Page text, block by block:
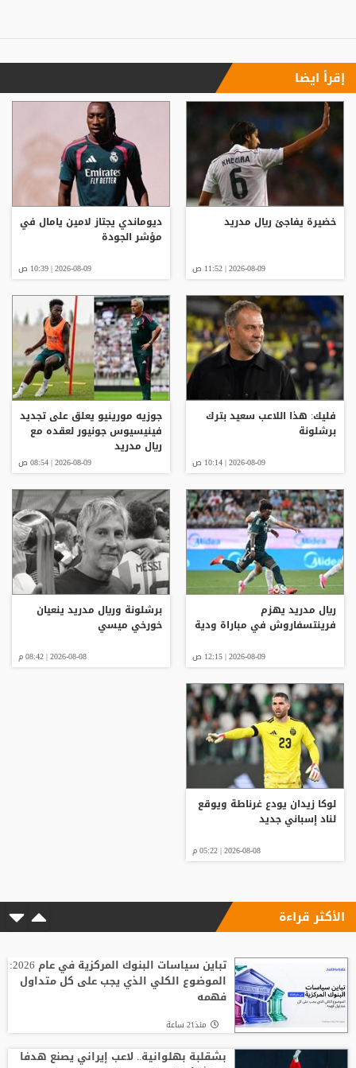
إقرأ ايضا
خضيرة يفاجئ ريال مدريد
2026-08-09 | 11:52 ص
ديوماندي يجتاز لامين يامال في
مؤشر الجودة
2026-08-09 | 10:39 ص
فليك: هذا اللاعب سعيد بترك
برشلونة
2026-08-09 | 10:14 ص
جوزيه مورينيو يعلق على تجديد
فينيسيوس جونيور لعقده مع
ريال مدريد
2026-08-09 | 08:54 ص
ريال مدريد يهزم
فرينتسفاروش في مباراة ودية
2026-08-09 | 12:15 ص
برشلونة وريال مدريد ينعيان
خورخي ميسي
2026-08-08 | 08:42 م
لوكا زيدان يودع غرناطة ويوقع
لناد إسباني جديد
2026-08-08 | 05:22 م
الأكثر قراءة
تباين سياسات البنوك المركزية في عام 2026:
الموضوع الكلي الذي يجب على كل متداول
فهمه
منذ21 ساعة
بشقلبة بهلوانية.. لاعب إيراني يصنع هدفا